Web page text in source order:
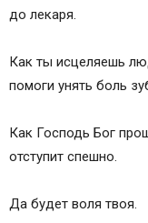
до лекаря.
Как ты исцеляешь
помоги унять боль
Как Господь Бог
отступит спешно.
Да будет воля твоя.